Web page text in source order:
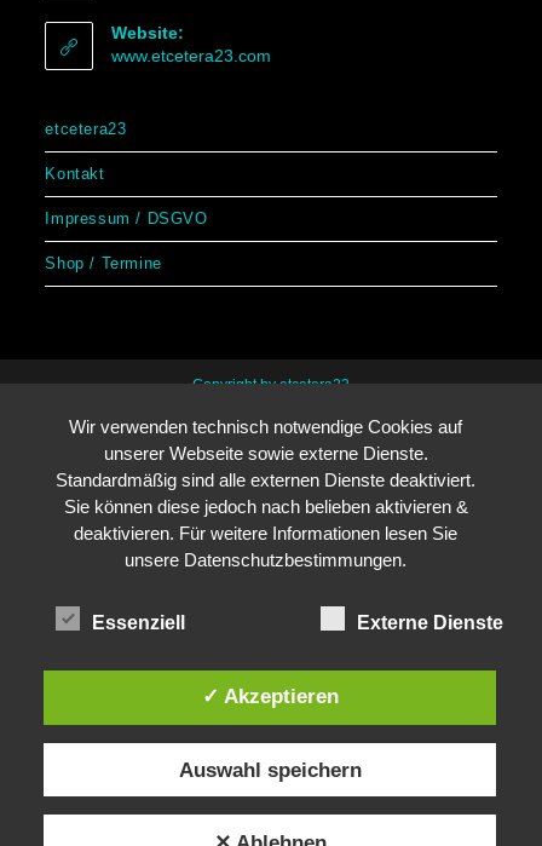
Website:
www.etcetera23.com
etcetera23
Kontakt
Impressum / DSGVO
Shop / Termine
Copyright by etcetera23
Wir verwenden technisch notwendige Cookies auf
unserer Webseite sowie externe Dienste.
Standardmäßig sind alle externen Dienste deaktiviert.
Sie können diese jedoch nach belieben aktivieren &
deaktivieren. Für weitere Informationen lesen Sie
unsere Datenschutzbestimmungen.
Essenziell Externe Dienste
✓ Akzeptieren
Auswahl speichern